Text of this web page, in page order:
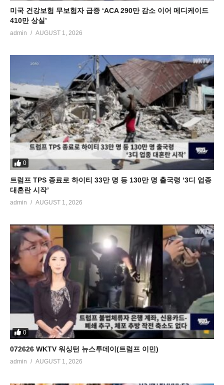
미국 건강보험 무보험자 급증 ‘ACA 290만 감소 이어 메디케이드
410만 상실’
admin AUGUST 1, 2026
0
트럼프 TPS 종료로 하이티 33만 명 등 130만 명 출국령 ‘3디 업종
대혼란 시작’
admin AUGUST 1, 2026
0
072626 WKTV 워싱턴 뉴스투데이(트럼프 이민)
admin AUGUST 1, 2026